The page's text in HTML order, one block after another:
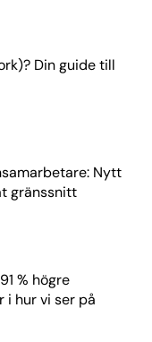
Din guide till
Nytt
gränssnitt
% högre
i hur vi ser på